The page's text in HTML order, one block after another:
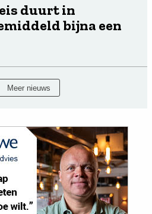
duurt in
bijna een
Meer nieuws